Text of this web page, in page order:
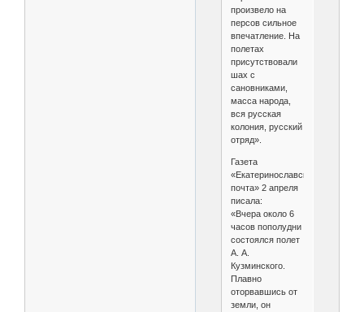
произвело на
персов сильное
впечатление. На
полетах
присутствовали
шах с
сановниками,
масса народа,
вся русская
колония, русский
отряд».
Газета
«Екатеринославская
почта» 2 апреля
писала:
«Вчера около 6
часов пополудни
состоялся полет
А. А.
Кузминского.
Плавно
оторвавшись от
земли, он